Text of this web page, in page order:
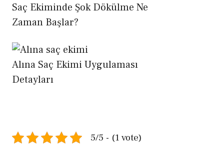
Saç Ekiminde Şok Dökülme Ne
Zaman Başlar?
Alına Saç Ekimi Uygulaması
Detayları
5/5 - (1 vote)